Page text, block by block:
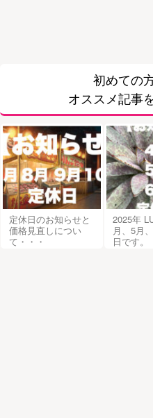
初めての
オススメ記事
定休日のお知らせと
価格見直しについ
て・・・
2025年
月、5月
日です。